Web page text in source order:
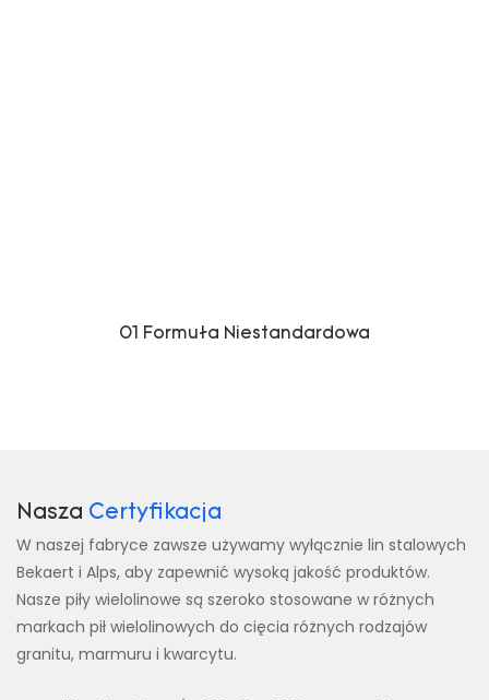
01 Formuła Niestandardowa
Nasza Certyfikacja
W naszej fabryce zawsze używamy wyłącznie lin stalowych
Bekaert i Alps, aby zapewnić wysoką jakość produktów.
Nasze piły wielolinowe są szeroko stosowane w różnych
markach pił wielolinowych do cięcia różnych rodzajów
granitu, marmuru i kwarcytu.